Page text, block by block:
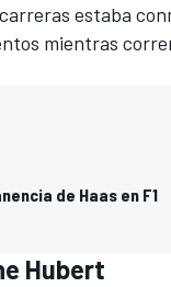
estaba
mientras
de Haas en F1
Hubert